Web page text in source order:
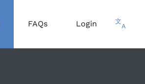
FAQs Login 文
A